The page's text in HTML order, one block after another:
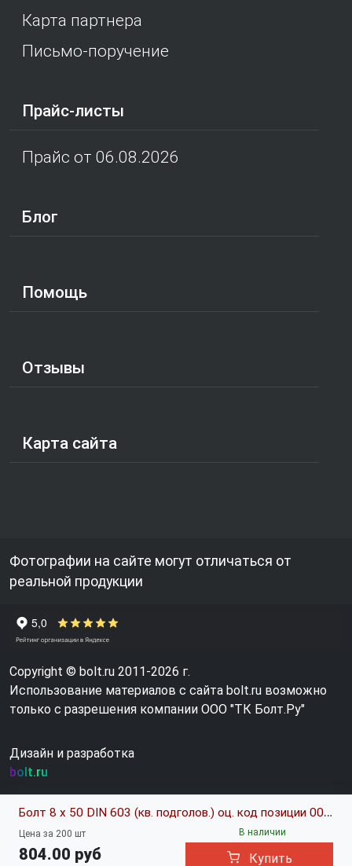
Болт 8 х 50 DIN 603 (кв. подголов.) оц. код позиции 0016948
Цена за 200 шт
804.00 руб
В наличии
Купить
Карта партнера
Письмо-поручение
Прайс-листы
Прайс от 06.08.2026
Блог
Помощь
Отзывы
Карта сайта
Фотографии на сайте могут отличаться от
реальной продукции
Copyright © bolt.ru 2011-2026 г.
Использование материалов с сайта bolt.ru возможно
только с разрешения компании ООО "ТК Болт.Ру"
Дизайн и разработка
bolt.ru